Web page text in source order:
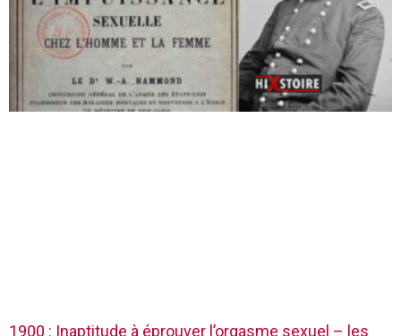
1900 : Inaptitude à éprouver l’orgasme sexuel – les